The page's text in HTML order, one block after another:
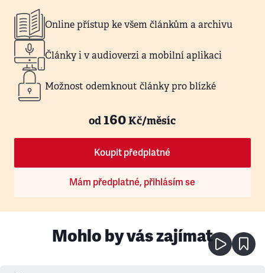
Online přístup ke všem článkům a archivu
Články i v audioverzi a mobilní aplikaci
Možnost odemknout články pro blízké
od160Kč/měsíc
Koupit předplatné
Mám předplatné, přihlásím se
Mohlo by vás zajímat